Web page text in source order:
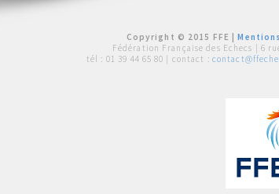
Copyright © 2015 FFE |
Fédération Française des Echecs | 6
tél : 01 39 44 65 80 | contact :